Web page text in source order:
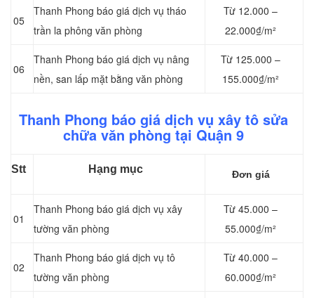
05
Thanh Phong báo giá dịch vụ tháo
trần la phông văn phòng
Từ 12.000 –
22.000₫/m²
06
Thanh Phong báo giá dịch vụ nâng
nền, san lấp mặt bằng văn phòng
Từ 125.000 –
155.000₫/m²
Thanh Phong báo giá dịch vụ xây tô sửa
chữa văn phòng tại Quận 9
Stt Hạng mục Đơn giá
01
Thanh Phong báo giá dịch vụ xây
tường văn phòng
Từ 45.000 –
55.000₫/m²
02
Thanh Phong báo giá dịch vụ tô
tường văn phòng
Từ 40.000 –
60.000₫/m²